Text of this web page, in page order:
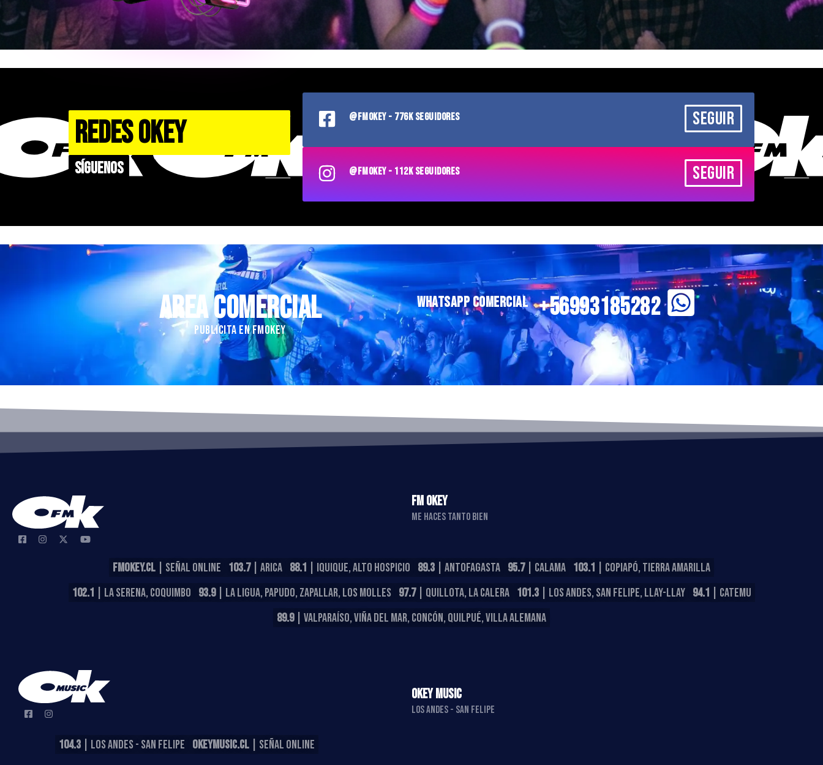
REDES OKEY
Síguenos
SEGUIR
@FMOKEY - 776K SEGUIDORES
SEGUIR
@FMOKEY - 112K SEGUIDORES
AREA COMERCIAL
PUBLICITA EN FMOKEY
WHATSAPP COMERCIAL +56993185282
FM OKEY
ME HACES TANTO BIEN
FMOKEY.CL | SEÑAL ONLINE 103.7| ARICA 88.1 | IQUIQUE, ALTO HOSPICIO 89.3 | ANTOFAGASTA 95.7| CALAMA 103.1 | COPIAPÓ, TIERRA AMARILLA
102.1 | LA SERENA, COQUIMBO 93.9| LA LIGUA, PAPUDO, ZAPALLAR, LOS MOLLES 97.7| QUILLOTA, LA CALERA 101.3| LOS ANDES, SAN FELIPE, LLAY-LLAY 94.1 | CATEMU
89.9| VALPARAÍSO, VIÑA DEL MAR, CONCÓN, QUILPUÉ, VILLA ALEMANA
OKEY MUSIC
LOS ANDES - SAN FELIPE
104.3 | LOS ANDES - SAN FELIPE OKEYMUSIC.CL | SEÑAL ONLINE